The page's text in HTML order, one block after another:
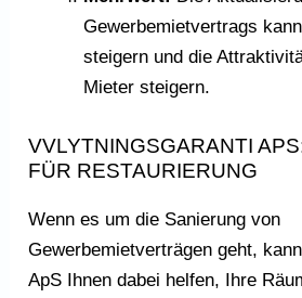
Gewerbemietvertrags
steigern und die
Mieter steigern.
VVLYTNINGSGARANTI
FÜR RESTAURIERUNG
Wenn es um die Sanierung von
Gewerbemietverträgen geht,
ApS Ihnen dabei helfen, Ihre